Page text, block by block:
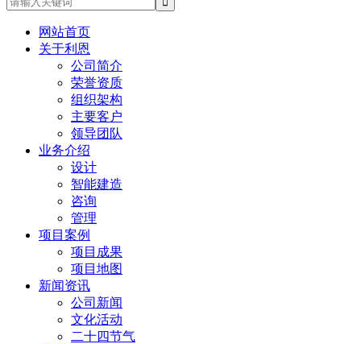
网站首页
关于利恩
公司简介
荣誉资质
组织架构
主要客户
领导团队
业务介绍
设计
智能建造
咨询
管理
项目案例
项目成果
项目地图
新闻资讯
公司新闻
文化活动
二十四节气